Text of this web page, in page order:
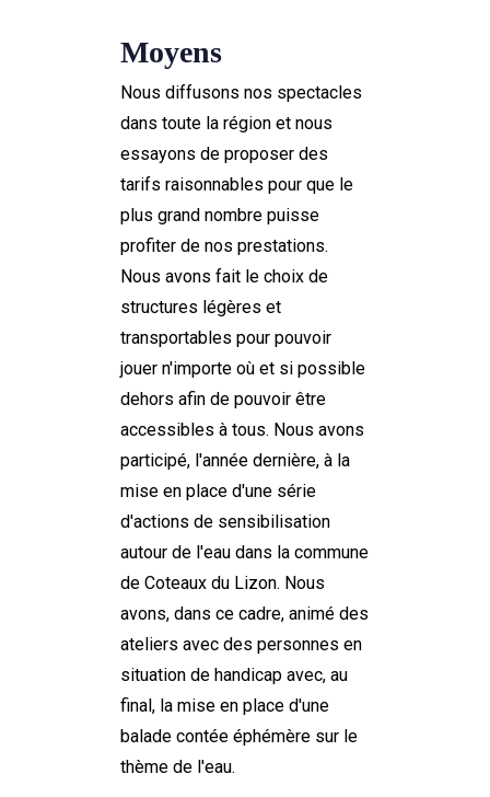
Moyens
Nous diffusons nos spectacles
dans toute la région et nous
essayons de proposer des
tarifs raisonnables pour que le
plus grand nombre puisse
profiter de nos prestations.
Nous avons fait le choix de
structures légères et
transportables pour pouvoir
jouer n'importe où et si possible
dehors afin de pouvoir être
accessibles à tous. Nous avons
participé, l'année dernière, à la
mise en place d'une série
d'actions de sensibilisation
autour de l'eau dans la commune
de Coteaux du Lizon. Nous
avons, dans ce cadre, animé des
ateliers avec des personnes en
situation de handicap avec, au
final, la mise en place d'une
balade contée éphémère sur le
thème de l'eau.